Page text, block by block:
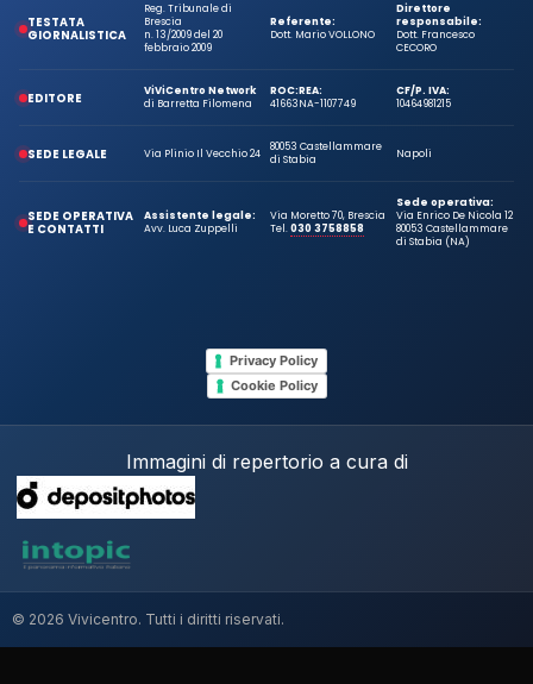
TESTATA
GIORNALISTICA
Reg. Tribunale di
Brescia
n. 13/2009 del 20
febbraio 2009
Referente:
Dott. Mario VOLLONO
Direttore
responsabile:
Dott. Francesco
CECORO
EDITORE
ViViCentro Network
di Barretta Filomena
ROC:
41663
REA:
NA-1107749
CF/P. IVA:
10464981215
SEDE LEGALE Via Plinio Il Vecchio 24
80053 Castellammare
di Stabia
Napoli
SEDE OPERATIVA
E CONTATTI
Assistente legale:
Avv. Luca Zuppelli
Via Moretto 70, Brescia
Tel.030 3758858
Sede operativa:
Via Enrico De Nicola 12
80053 Castellammare
di Stabia (NA)
Privacy Policy
Cookie Policy
Immagini di repertorio a cura di
© 2026 Vivicentro. Tutti i diritti riservati.